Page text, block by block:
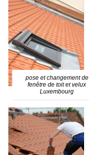
pose et changement de
fenêtre de toit et velux
Luxembourg